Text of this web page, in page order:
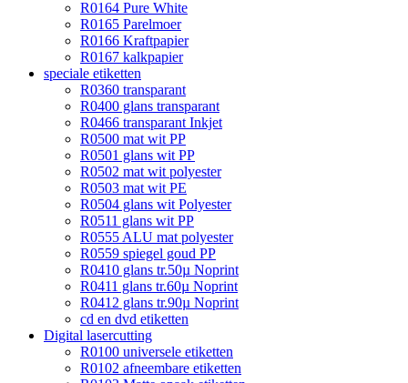
R0164 Pure White
R0165 Parelmoer
R0166 Kraftpapier
R0167 kalkpapier
speciale etiketten
R0360 transparant
R0400 glans transparant
R0466 transparant Inkjet
R0500 mat wit PP
R0501 glans wit PP
R0502 mat wit polyester
R0503 mat wit PE
R0504 glans wit Polyester
R0511 glans wit PP
R0555 ALU mat polyester
R0559 spiegel goud PP
R0410 glans tr.50µ Noprint
R0411 glans tr.60µ Noprint
R0412 glans tr.90µ Noprint
cd en dvd etiketten
Digital lasercutting
R0100 universele etiketten
R0102 afneembare etiketten